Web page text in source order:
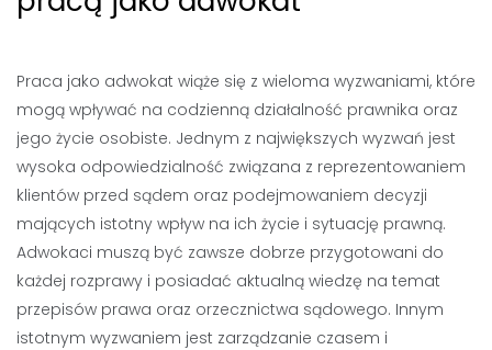
Praca jako adwokat wiąże się z wieloma wyzwaniami, które
mogą wpływać na codzienną działalność prawnika oraz
jego życie osobiste. Jednym z największych wyzwań jest
wysoka odpowiedzialność związana z reprezentowaniem
klientów przed sądem oraz podejmowaniem decyzji
mających istotny wpływ na ich życie i sytuację prawną.
Adwokaci muszą być zawsze dobrze przygotowani do
każdej rozprawy i posiadać aktualną wiedzę na temat
przepisów prawa oraz orzecznictwa sądowego. Innym
istotnym wyzwaniem jest zarządzanie czasem i